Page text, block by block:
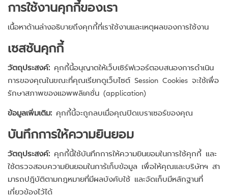
การใช้งานคุกกี้ของเรา
เนื้อหาด้านล่างอธิบายถึงคุกกี้ที่เราใช้งานและเหตุผลของการใช้งาน
เซสชันคุกกี้
วัตถุประสงค์: คุกกี้นี้อนุญาตให้เว็บเซิร์ฟเวอร์ตอบสนองการดำเนิน
การของคุณในขณะที่คุณเรียกดูเว็บไซต์ Session Cookies จะใช้เพื่อ
รักษาสภาพของแอพพลิเคชั่น (application)
ข้อมูลเพิ่มเติม: คุกกี้นี้จะถูกลบเมื่อคุณปิดเบราเซอร์ของคุณ
บันทึกการให้ความยินยอม
วัตถุประสงค์: คุกกี้นี้ใช้บันทึกการให้ความยินยอมในการใช้คุกกี้ และ
ใช้ตรวจสอบความยินยอมในการ้เก็บข้อมูล เพื่อให้คุณและบริษัทฯ สา
มารถปฎิบัติตามกฎหมายที่มีผลบังคับใช้ และจัดเก็บมีหลักฐานที่
เกี่ยวข้องไว้ได้